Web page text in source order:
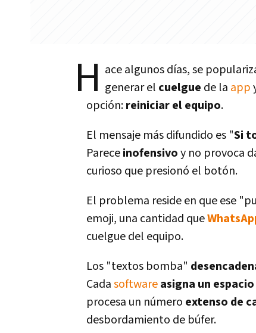
H ace algunos dí­as, se
generar el cuelgue de la app
opción:reiniciar el equipo.
El mensaje más difundido es "Si
Pareceinofensivoy no provoca
curioso que presionó el botón.
El problema reside en que ese
emoji, una cantidad que
cuelgue del equipo.
Los "textos bomba"
Cadasoftwareasigna un
procesa un número extenso de
desbordamiento de búfer.